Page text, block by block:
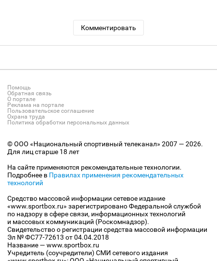
Комментировать
Помощь
Обратная связь
О портале
Реклама на портале
Пользовательское соглашение
Охрана труда
Политика обработки персональных данных
© ООО «Национальный спортивный телеканал» 2007 — 2026.
Для лиц старше 18 лет
На сайте применяются рекомендательные технологии.
Подробнее в Правилах применения рекомендательных
технологий
Средство массовой информации сетевое издание
«www.sportbox.ru» зарегистрировано Федеральной службой
по надзору в сфере связи, информационных технологий
и массовых коммуникаций (Роскомнадзор).
Свидетельство о регистрации средства массовой информации
Эл № ФС77-72613 от 04.04.2018
Название — www.sportbox.ru
Учредитель (соучредители) СМИ сетевого издания